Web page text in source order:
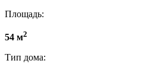
Площадь:
54 м2
Тип дома: